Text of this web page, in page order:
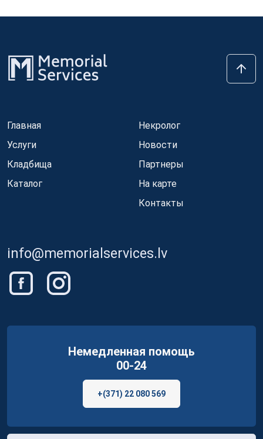
Главная
Услуги
Кладбища
Каталог
Некролог
Новости
Партнеры
На карте
Контакты
info@memorialservices.lv
Немедленная помощь
00-24
+(371) 22 080 569